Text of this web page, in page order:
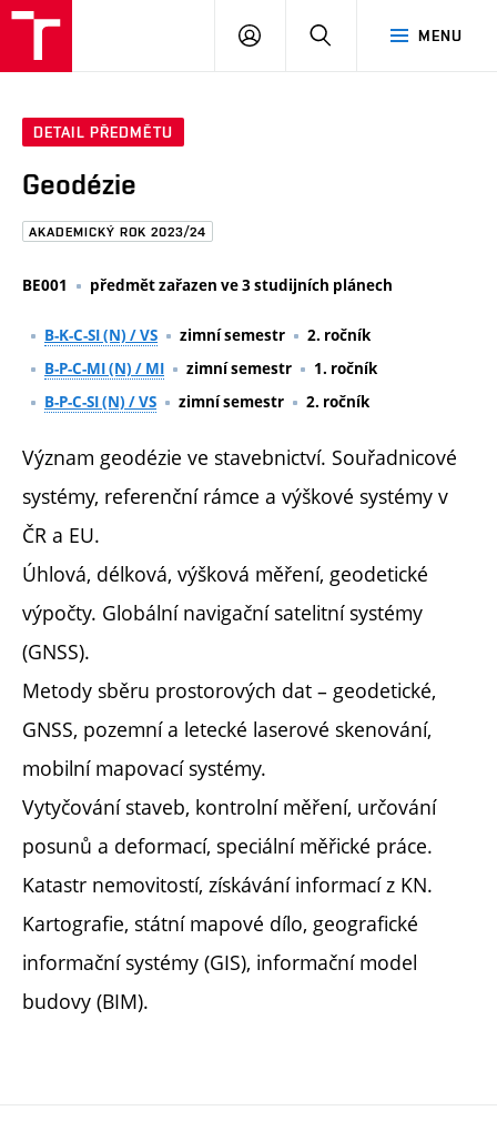
Brno
MENU
PŘIHLÁSIT
DETAIL PŘEDMĚTU
Geodézie
AKADEMICKÝ ROK 2023/24
BE001 předmět zařazen ve 3 studijních plánech
B-K-C-SI (N) / VS zimní semestr
2. ročník
B-P-C-MI (N) / MI
zimní semestr
1. ročník
B-P-C-SI (N) / VS
zimní semestr 2. ročník
Význam geodézie ve stavebnictví. Souřadnicové
systémy, referenční rámce a výškové systémy v
ČR a EU.
Úhlová, délková, výšková měření, geodetické
výpočty. Globální navigační satelitní systémy
(GNSS).
Metody sběru prostorových dat – geodetické,
GNSS, pozemní a letecké laserové skenování,
mobilní mapovací systémy.
Vytyčování staveb, kontrolní měření, určování
posunů a deformací, speciální měřické práce.
Katastr nemovitostí, získávání informací z KN.
Kartografie, státní mapové dílo, geografické
informační systémy (GIS), informační model
budovy (BIM).